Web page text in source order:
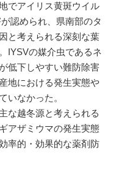
でアイリス黄斑ウイル
認められ、県南部のタ
と考えられる深刻な葉
IYSVの媒介虫であるネ
低下しやすい難防除害
地における発生実態や
いなかった。
な越冬源と考えられる
アザミウマの発生実態
率的・効果的な薬剤防